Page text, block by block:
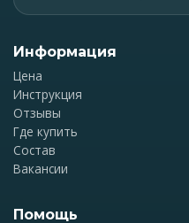
Информация
Цена
Инструкция
Отзывы
Где купить
Состав
Вакансии
Помощь